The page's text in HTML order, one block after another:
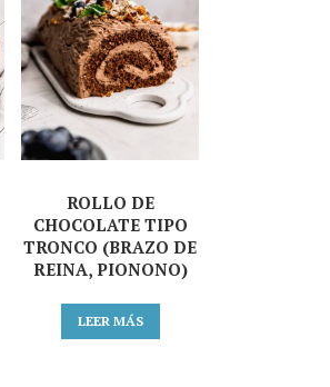
ROLLO DE
CHOCOLATE TIPO
TRONCO (BRAZO DE
REINA, PIONONO)
LEER MÁS